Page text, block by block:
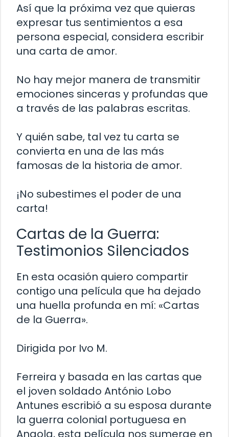
Así que la próxima vez que quieras
expresar tus sentimientos a esa
persona especial, considera escribir
una carta de amor.
No hay mejor manera de transmitir
emociones sinceras y profundas que
a través de las palabras escritas.
Y quién sabe, tal vez tu carta se
convierta en una de las más
famosas de la historia de amor.
¡No subestimes el poder de una
carta!
Cartas de la Guerra:
Testimonios Silenciados
En esta ocasión quiero compartir
contigo una película que ha dejado
una huella profunda en mí: «Cartas
de la Guerra».
Dirigida por Ivo M.
Ferreira y basada en las cartas que
el joven soldado António Lobo
Antunes escribió a su esposa durante
la guerra colonial portuguesa en
Angola, esta película nos sumerge en